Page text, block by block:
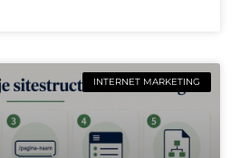
INTERNET MARKETING